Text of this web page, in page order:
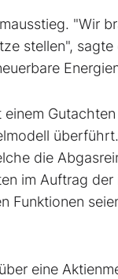
"Wir
stellen",
die
im Auftrag
Funktionen
eine